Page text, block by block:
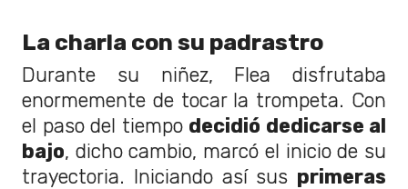
La charla con su padrastro
Durante su niñez, Flea disfrutaba
enormemente de tocar la trompeta. Con
el paso del tiempo decidió dedicarse al
bajo, dicho cambio, marcó el inicio de su
trayectoria. Iniciando así sus primeras